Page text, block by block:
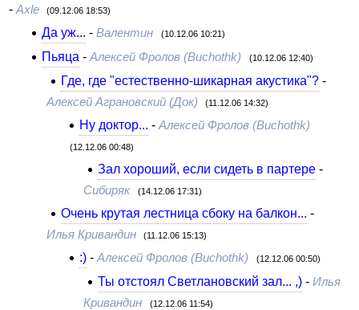
- Axle (09.12.06 18:53)
Да уж... -Валентин (10.12.06 10:21)
Пьяца -Алексей Фролов (Buchothk) (10.12.06 12:40)
Где, где "естественно-шикарная акустика"?-
Алексей Аграновский (Док) (11.12.06 14:32)
Ну доктор... - Алексей Фролов (Buchothk)
(12.12.06 00:48)
Зал хороший, если сидеть в партере -
Сибиряк (14.12.06 17:31)
Очень крутая лестница сбоку на балкон... -
Илья Кривандин (11.12.06 15:13)
:)- Алексей Фролов (Buchothk) (12.12.06 00:50)
Ты отстоял Светлановский зал... ,) -Илья
Кривандин
(12.12.06 11:54)